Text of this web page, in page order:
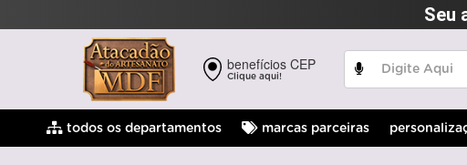
Seu
benefícios CEP
Clique aqui!
todos os departamentos marcas parceiras